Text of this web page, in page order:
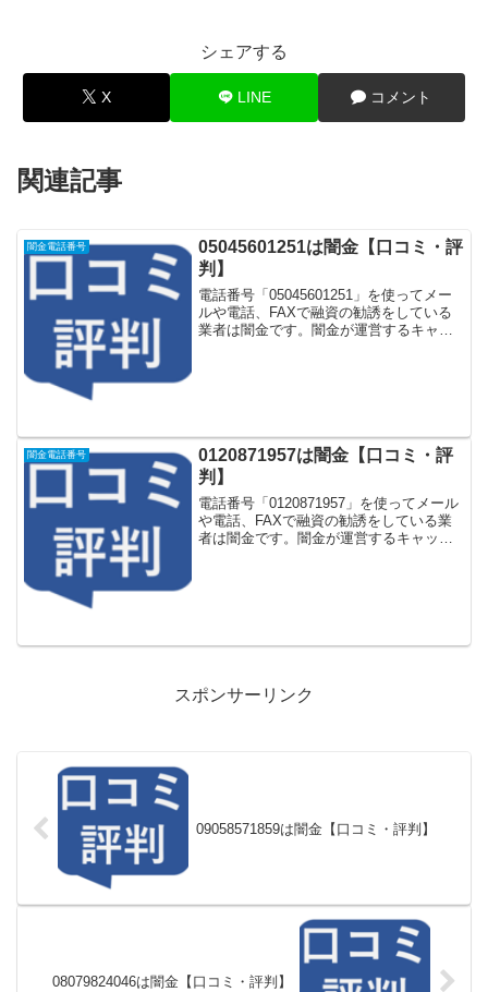
シェアする
X LINE コメント
関連記事
闇金電話番号
05045601251は闇金【口コミ・評
判】
電話番号「05045601251」を使ってメー
ルや電話、FAXで融資の勧誘をしている
業者は闇金です。闇金が運営するキャッ
闇金電話番号
0120871957は闇金【口コミ・評
判】
電話番号「0120871957」を使ってメール
や電話、FAXで融資の勧誘をしている業
者は闇金です。闇金が運営するキャッシ
スポンサーリンク
09058571859は闇金【口コミ・評判】
08079824046は闇金【口コミ・評判】